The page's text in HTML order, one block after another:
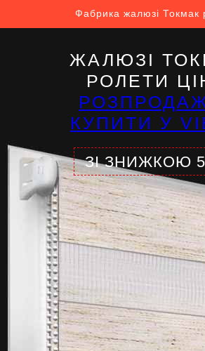
Фабрика жалюзі Токмак
ЖАЛЮЗІ
РОЛЕТИ
КУПИТИ У
ЗІ ЗНИЖКОЮ